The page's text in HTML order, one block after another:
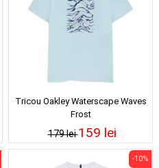
Tricou Oakley Waterscape Waves
Frost
179 lei159 lei
-10%